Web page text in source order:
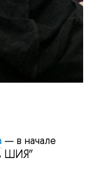
— в начале
ШИЯ”